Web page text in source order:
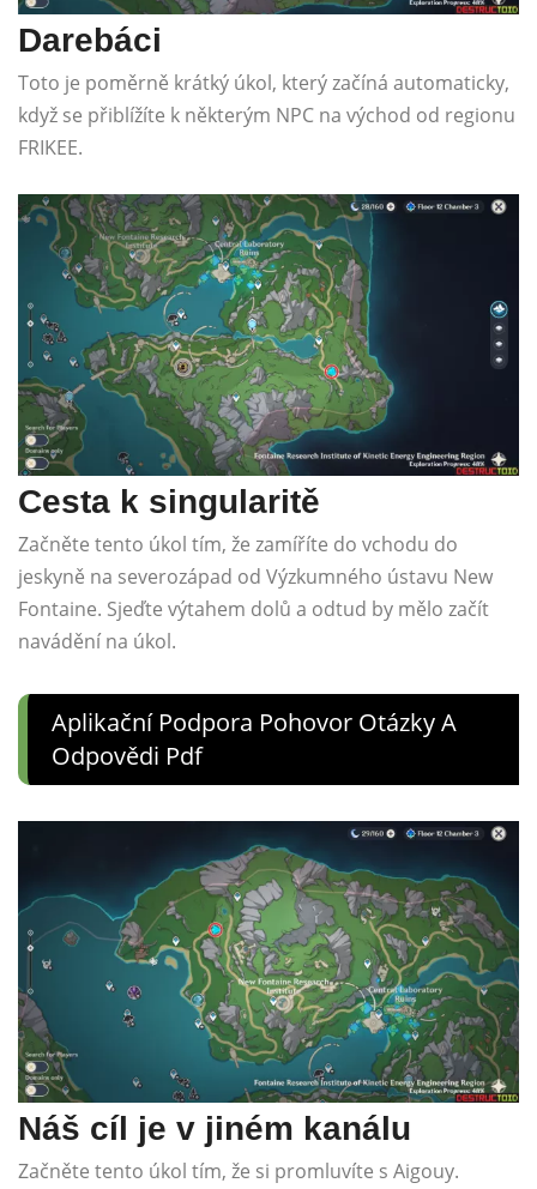
Darebáci
Toto je poměrně krátký úkol, který začíná automaticky,
když se přiblížíte k některým NPC na východ od regionu
FRIKEE.
Cesta k singularitě
Začněte tento úkol tím, že zamíříte do vchodu do
jeskyně na severozápad od Výzkumného ústavu New
Fontaine. Sjeďte výtahem dolů a odtud by mělo začít
navádění na úkol.
Aplikační Podpora Pohovor Otázky A
Odpovědi Pdf
Náš cíl je v jiném kanálu
Začněte tento úkol tím, že si promluvíte s Aigouy.